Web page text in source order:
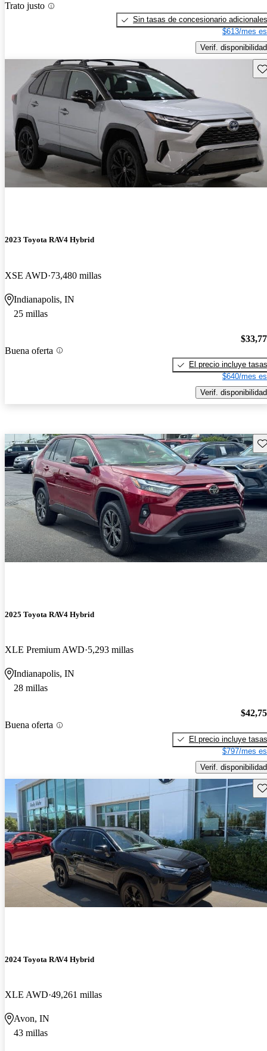
Trato justo
Sin tasas de concesionario adicionales
$613/mes
Verif. disponibilidad
2023 Toyota RAV4 Hybrid
XSE AWD 73,480 millas
Indianapolis, IN
25 millas
Buena oferta
El precio incluye tasas
$640/mes
Verif. disponibilidad
2025 Toyota RAV4 Hybrid
XLE Premium AWD 5,293 millas
Indianapolis, IN
28 millas
Buena oferta
El precio incluye tasas
$797/mes
Verif. disponibilidad
2024 Toyota RAV4 Hybrid
XLE AWD 49,261 millas
Avon, IN
43 millas